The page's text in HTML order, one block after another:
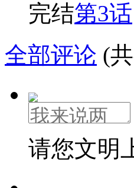
完结第3话
全部评论 (
请您文明